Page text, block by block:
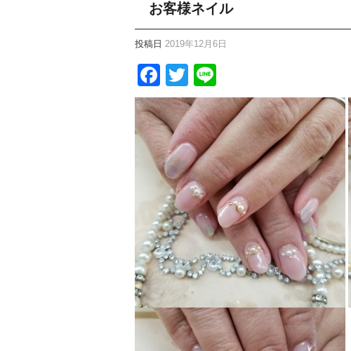
お客様ネイル
投稿日 2019年12月6日
Facebook
Twitter